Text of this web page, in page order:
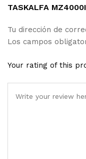
TASKALFA
Tu dirección de
Los campos
Your rating of this